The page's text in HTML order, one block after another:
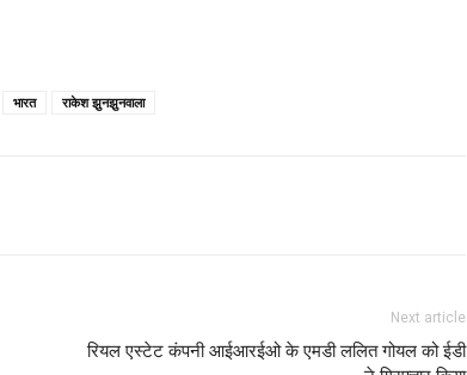
भारत राकेश झुनझुनवाला
Next article
रियल एस्टेट कंपनी आईआरईओ के एमडी ललित गोयल को ईडी